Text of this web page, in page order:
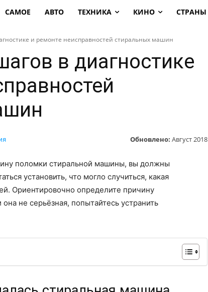
САМОЕ АВТО ТЕХНИКА КИНО СТРАНЫ
и ремонте неисправностей стиральных машин
в диагностике
Обновлено: Август 2018
поломки стиральной машины, вы должны
установить, что могло случиться, какая
Ориентировочно определите причину
не серьёзная, попытайтесь устранить